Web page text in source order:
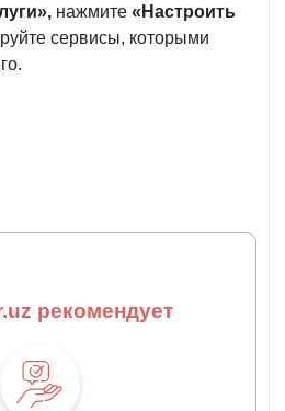
, нажмите «Настроить
сервисы, которыми
рекомендует